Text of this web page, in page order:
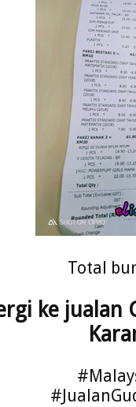
Total
ke jualan